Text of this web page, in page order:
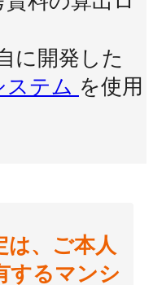
に開発した
ステム を使用
は、ご本人
するマンシ